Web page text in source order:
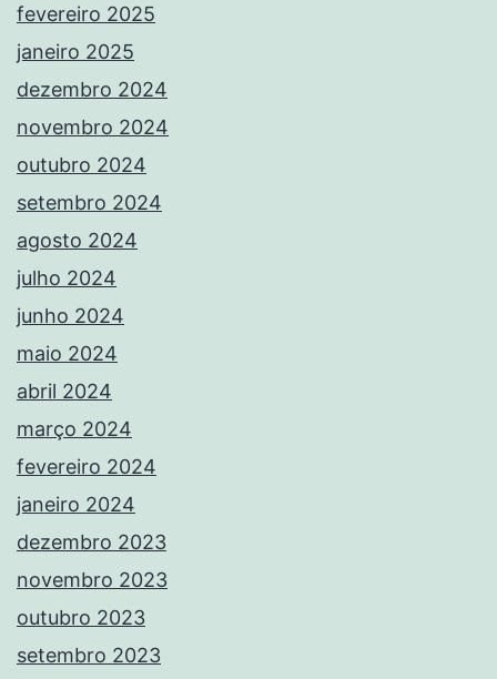
fevereiro 2025
janeiro 2025
dezembro 2024
novembro 2024
outubro 2024
setembro 2024
agosto 2024
julho 2024
junho 2024
maio 2024
abril 2024
março 2024
fevereiro 2024
janeiro 2024
dezembro 2023
novembro 2023
outubro 2023
setembro 2023